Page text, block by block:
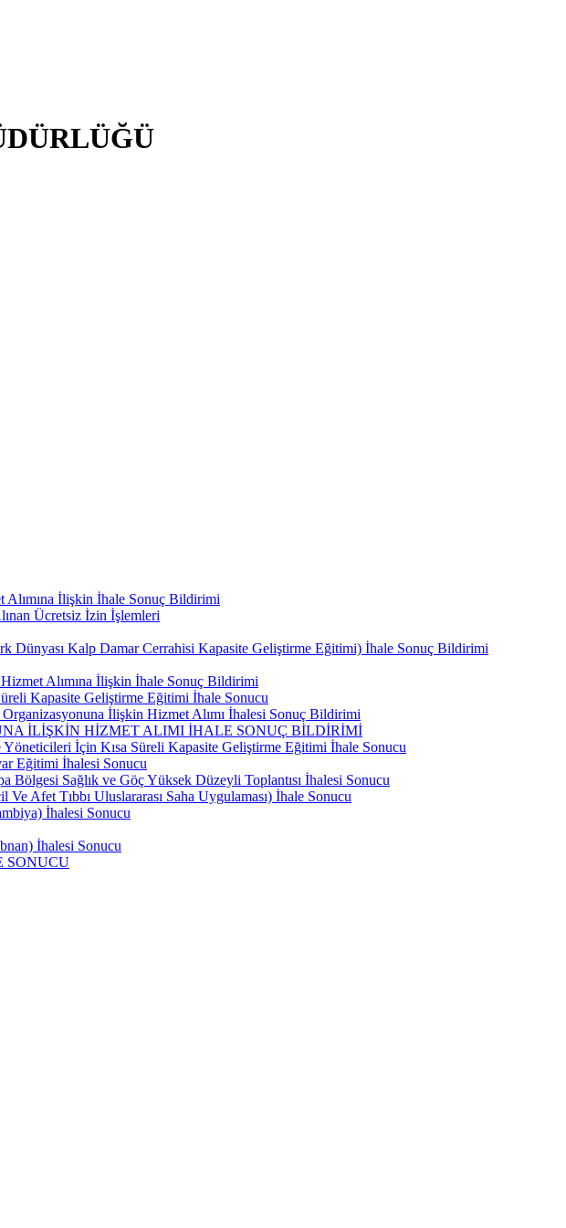
İlişkin İhale Sonuç Bildirimi
Ücretsiz İzin İşlemleri
Dünyası Kalp Damar Cerrahisi Kapasite Geliştirme Eğitimi) İhale Sonuç Bildirimi
Alımına İlişkin İhale Sonuç Bildirimi
Kapasite Geliştirme Eğitimi İhale Sonucu
İlişkin Hizmet Alımı İhalesi Sonuç Bildirimi
İLİŞKİN HİZMET ALIMI İHALE SONUÇ BİLDİRİMİ
İçin Kısa Süreli Kapasite Geliştirme Eğitimi İhale Sonucu
Eğitimi İhalesi Sonucu
Sağlık ve Göç Yüksek Düzeyli Toplantısı İhalesi Sonucu
Afet Tıbbı Uluslararası Saha Uygulaması) İhale Sonucu
İhalesi Sonucu
İhalesi Sonucu
SONUCU